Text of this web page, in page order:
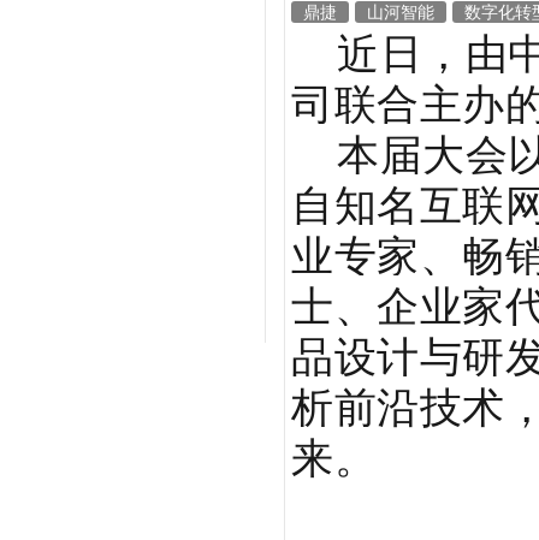
鼎捷 山河智能 数字化转
近日，由
司联合主办
本届大会
自知名互联
业专家、畅
士、企业家
品设计与研
析前沿技术
来。